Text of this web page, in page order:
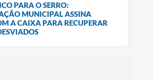
PARA O SERRO:
MUNICIPAL ASSINA
A CAIXA PARA RECUPERAR